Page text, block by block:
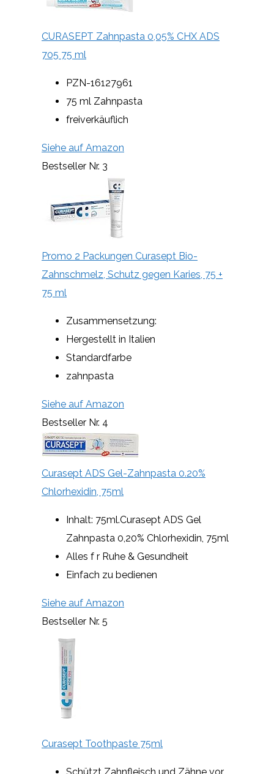
CURASEPT Zahnpasta 0,05% CHX ADS
705 75 ml
PZN-16127961
75 ml Zahnpasta
freiverkäuflich
Siehe auf Amazon
Bestseller Nr. 3
Promo 2 Packungen Curasept Bio-
Zahnschmelz, Schutz gegen Karies, 75 +
75 ml
Zusammensetzung:
Hergestellt in Italien
Standardfarbe
zahnpasta
Siehe auf Amazon
Bestseller Nr. 4
Curasept ADS Gel-Zahnpasta 0.20%
Chlorhexidin, 75ml
Inhalt: 75ml.Curasept ADS Gel
Zahnpasta 0,20% Chlorhexidin, 75ml
Alles f r Ruhe & Gesundheit
Einfach zu bedienen
Siehe auf Amazon
Bestseller Nr. 5
Curasept Toothpaste 75ml